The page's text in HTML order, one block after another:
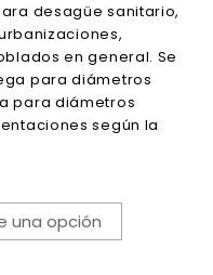
Para desagüe sanitario,
en general. Se
para diámetros
para diámetros
según la